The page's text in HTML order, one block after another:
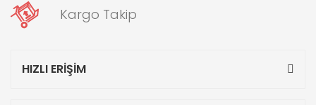
Kargo Takip
HIZLI ERİŞİM